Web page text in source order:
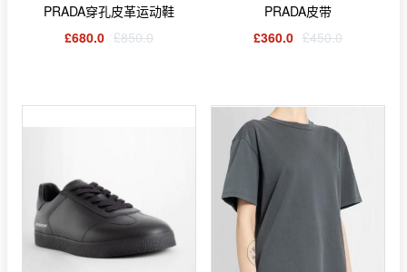
PRADA穿孔皮革运动鞋
£680.0 £850.0
PRADA皮带
£360.0 £450.0